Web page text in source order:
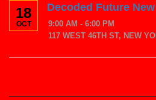
18
OCT
Decoded Future
9:00 AM - 6:00 PM
117 WEST 46TH ST, NEW